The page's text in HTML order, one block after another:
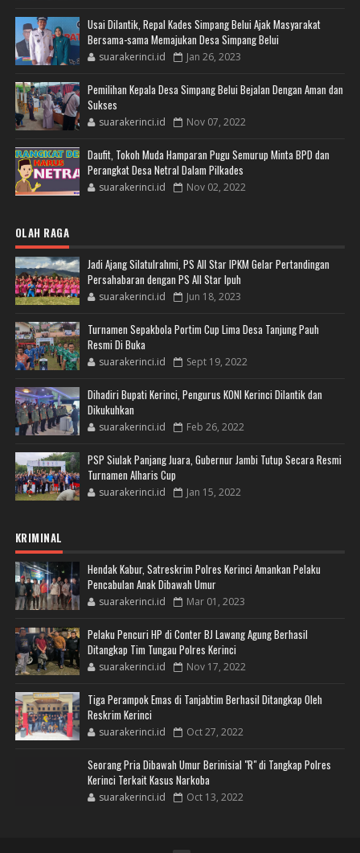
Usai Dilantik, Repal Kades Simpang Belui Ajak Masyarakat
Bersama-sama Memajukan Desa Simpang Belui
suarakerinci.id Jan 26, 2023
Pemilihan Kepala Desa Simpang Belui Bejalan Dengan Aman dan
Sukses
suarakerinci.id Nov 07, 2022
Daufit, Tokoh Muda Hamparan Pugu Semurup Minta BPD dan
Perangkat Desa Netral Dalam Pilkades
suarakerinci.id Nov 02, 2022
OLAH RAGA
Jadi Ajang Silatulrahmi, PS All Star IPKM Gelar Pertandingan
Persahabaran dengan PS All Star Ipuh
suarakerinci.id Jun 18, 2023
Turnamen Sepakbola Portim Cup Lima Desa Tanjung Pauh
Resmi Di Buka
suarakerinci.id Sept 19, 2022
Dihadiri Bupati Kerinci, Pengurus KONI Kerinci Dilantik dan
Dikukuhkan
suarakerinci.id Feb 26, 2022
PSP Siulak Panjang Juara, Gubernur Jambi Tutup Secara Resmi
Turnamen Alharis Cup
suarakerinci.id Jan 15, 2022
KRIMINAL
Hendak Kabur, Satreskrim Polres Kerinci Amankan Pelaku
Pencabulan Anak Dibawah Umur
suarakerinci.id Mar 01, 2023
Pelaku Pencuri HP di Conter BJ Lawang Agung Berhasil
Ditangkap Tim Tungau Polres Kerinci
suarakerinci.id Nov 17, 2022
Tiga Perampok Emas di Tanjabtim Berhasil Ditangkap Oleh
Reskrim Kerinci
suarakerinci.id Oct 27, 2022
Seorang Pria Dibawah Umur Berinisial "R" di Tangkap Polres
Kerinci Terkait Kasus Narkoba
suarakerinci.id Oct 13, 2022